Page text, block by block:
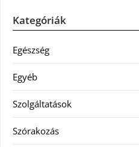
Kategóriák
Egészség
Egyéb
Szolgáltatások
Szórakozás